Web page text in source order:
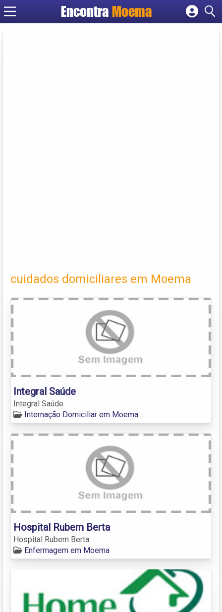
Encontra Moema
cuidados domiciliares em Moema
Integral Saúde
Integral Saúde
Internação Domiciliar em Moema
Hospital Rubem Berta
Hospital Rubem Berta
Enfermagem em Moema